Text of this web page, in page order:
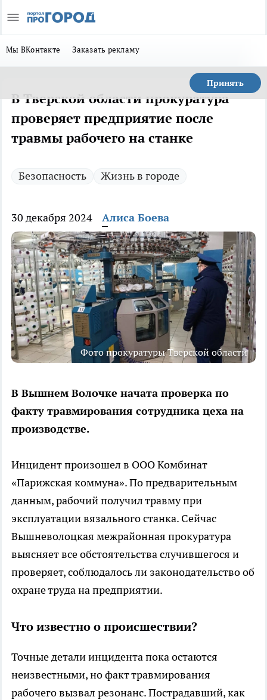
Мы ВКонтакте Заказать рекламу
Принять
В Тверской области прокуратура
проверяет предприятие после
травмы рабочего на станке
Безопасность Жизнь в городе
30 декабря 2024 Алиса Боева
Фото прокуратуры Тверской области
В Вышнем Волочке начата проверка по
факту травмирования сотрудника цеха на
производстве.
Инцидент произошел в ООО Комбинат
«Парижская коммуна». По предварительным
данным, рабочий получил травму при
эксплуатации вязального станка. Сейчас
Вышневолоцкая межрайонная прокуратура
выясняет все обстоятельства случившегося и
проверяет, соблюдалось ли законодательство об
охране труда на предприятии.
Что известно о происшествии?
Точные детали инцидента пока остаются
неизвестными, но факт травмирования
рабочего вызвал резонанс. Пострадавший, как